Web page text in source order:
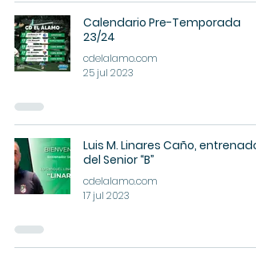
Calendario Pre-Temporada
23/24
cdelalamo.com
25 jul 2023
Luis M. Linares Caño, entrenador
del Senior “B”
cdelalamo.com
17 jul 2023